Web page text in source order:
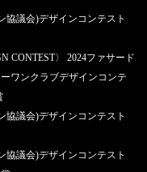
協議会)デザインコンテスト
CONTEST〉 2024ファサード
ワンクラブデザインコンテ
協議会)デザインコンテスト
協議会)デザインコンテスト